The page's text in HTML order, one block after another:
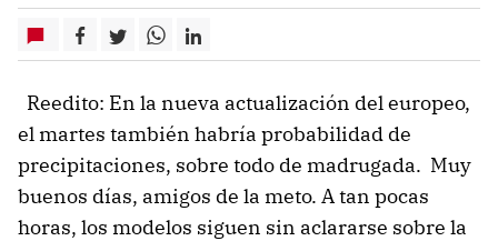
Reedito: En la nueva actualización del europeo,
el martes también habría probabilidad de
precipitaciones, sobre todo de madrugada. Muy
buenos días, amigos de la meto. A tan pocas
horas, los modelos siguen sin aclararse sobre la